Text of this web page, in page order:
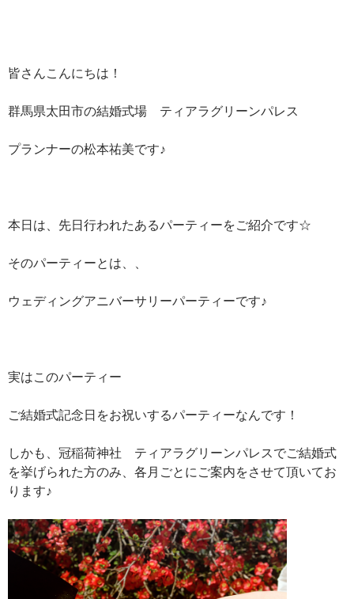
皆さんこんにちは！
群馬県太田市の結婚式場 ティアラグリーンパレス
プランナーの松本祐美です♪
本日は、先日行われたあるパーティーをご紹介です☆
そのパーティーとは、、
ウェディングアニバーサリーパーティーです♪
実はこのパーティー
ご結婚式記念日をお祝いするパーティーなんです！
しかも、冠稲荷神社 ティアラグリーンパレスでご結婚式
を挙げられた方のみ、各月ごとにご案内をさせて頂いてお
ります♪